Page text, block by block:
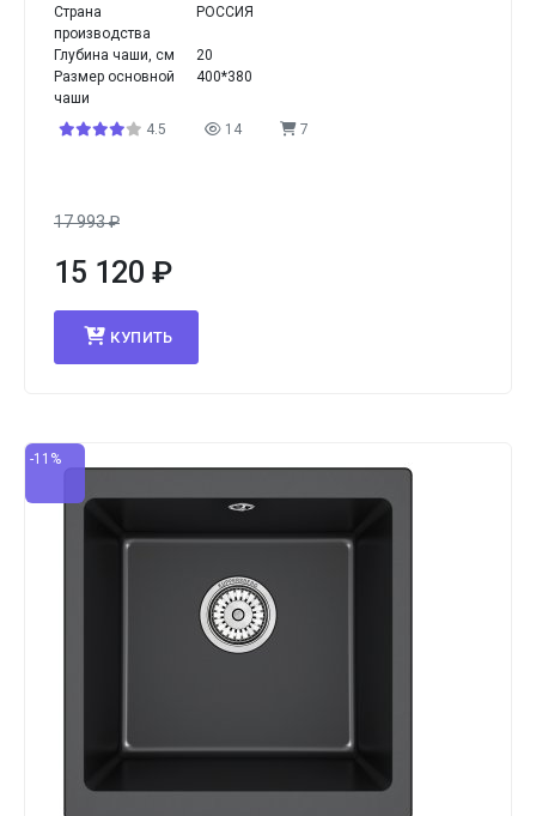
Страна
производства
РОССИЯ
Глубина чаши, см
20
Размер основной
чаши
400*380
4.5 14 7
17 993₽
15 120 ₽
КУПИТЬ
-11%